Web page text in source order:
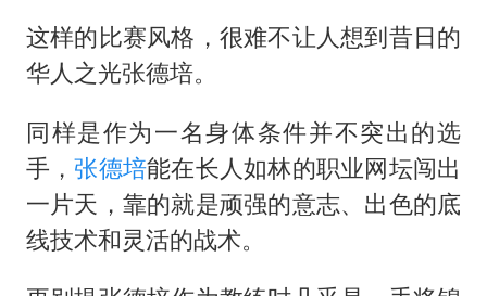
这样的比赛风格，很难不让人想到昔日的
华人之光张德培。
同样是作为一名身体条件并不突出的选
手，张德培能在长人如林的职业网坛闯出
一片天，靠的就是顽强的意志、出色的底
线技术和灵活的战术。